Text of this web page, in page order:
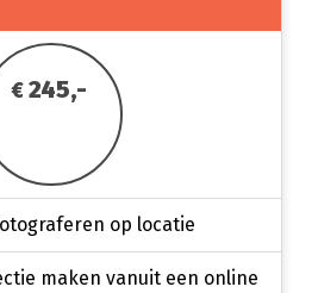
€245,-
op locatie
maken vanuit een online